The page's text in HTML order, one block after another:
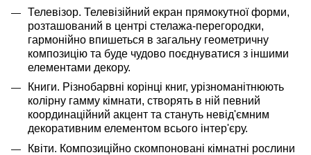
Телевізор. Телевізійний екран прямокутної форми,
розташований в центрі стелажа-перегородки,
гармонійно впишеться в загальну геометричну
композицію та буде чудово поєднуватися з іншими
елементами декору.
Книги. Різнобарвні корінці книг, урізноманітнюють
колірну гамму кімнати, створять в ній певний
координаційний акцент та стануть невід'ємним
декоративним елементом всього інтер'єру.
Квіти. Композиційно скомпоновані кімнатні рослини